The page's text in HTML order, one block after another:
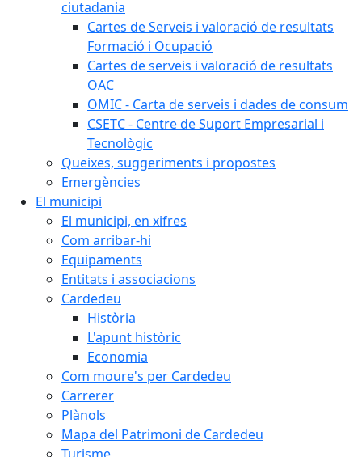
ciutadania
Cartes de Serveis i valoració de resultats
Formació i Ocupació
Cartes de serveis i valoració de resultats
OAC
OMIC - Carta de serveis i dades de consum
CSETC - Centre de Suport Empresarial i
Tecnològic
Queixes, suggeriments i propostes
Emergències
El municipi
El municipi, en xifres
Com arribar-hi
Equipaments
Entitats i associacions
Cardedeu
Història
L'apunt històric
Economia
Com moure's per Cardedeu
Carrerer
Plànols
Mapa del Patrimoni de Cardedeu